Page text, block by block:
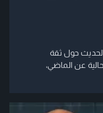
حول ثقة
عن الماضي،